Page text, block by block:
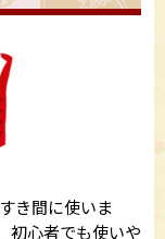
き間に使いま
初心者でも使いや